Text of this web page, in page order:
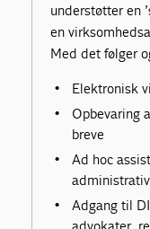
understøtter en
en
Med det følger
Elektronisk
Opbevaring
breve
Ad hoc
Adgang til